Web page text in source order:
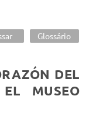
Glossário
DEL
MUSEO